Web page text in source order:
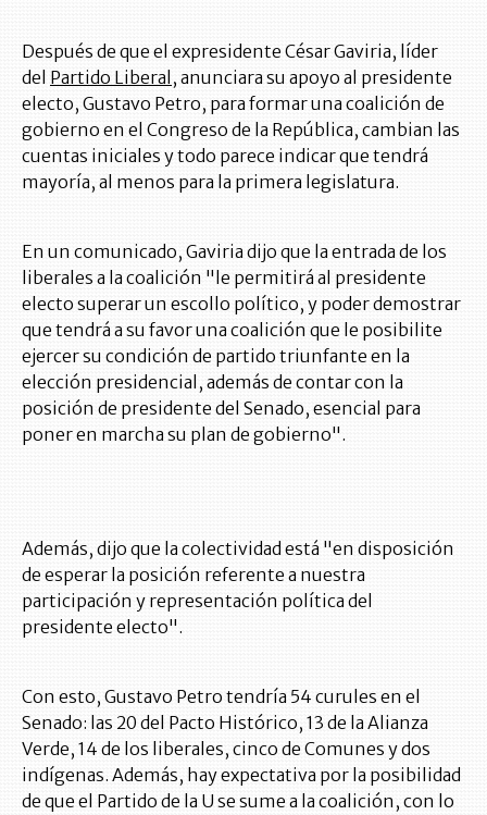
Después de que el expresidente César Gaviria, líder
del Partido Liberal , anunciara su apoyo al presidente
electo, Gustavo Petro, para formar una coalición de
gobierno en el Congreso de la República, cambian las
cuentas iniciales y todo parece indicar que tendrá
mayoría, al menos para la primera legislatura.
En un comunicado, Gaviria dijo que la entrada de los
liberales a la coalición "le permitirá al presidente
electo superar un escollo político, y poder demostrar
que tendrá a su favor una coalición que le posibilite
ejercer su condición de partido triunfante en la
elección presidencial, además de contar con la
posición de presidente del Senado, esencial para
poner en marcha su plan de gobierno".
Además, dijo que la colectividad está "en disposición
de esperar la posición referente a nuestra
participación y representación política del
presidente electo".
Con esto, Gustavo Petro tendría 54 curules en el
Senado: las 20 del Pacto Histórico, 13 de la Alianza
Verde, 14 de los liberales, cinco de Comunes y dos
indígenas. Además, hay expectativa por la posibilidad
de que el Partido de la U se sume a la coalición, con lo